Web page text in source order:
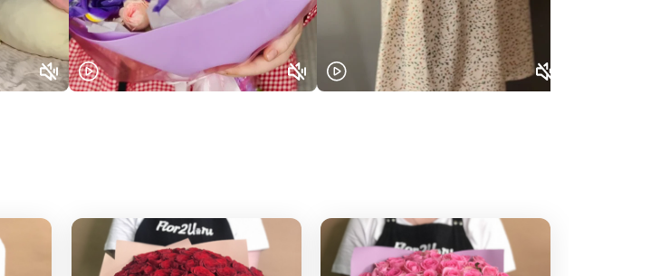
Санкт-Петербург
Самара